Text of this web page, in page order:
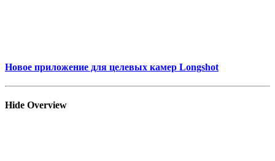
Новое приложение для целевых камер Longshot
Hide Overview